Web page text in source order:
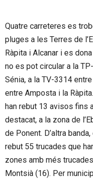
Quatre carreteres es
pluges a les Terres de
Ràpita i Alcanar i es
no es pot circular a la
Sénia, a la TV-3314
entre Amposta i la
han rebut 13 avisos fins
destacat, a la zona de
de Ponent. D’altra
rebut 55 trucades que
zones amb més
Montsià (16). Per